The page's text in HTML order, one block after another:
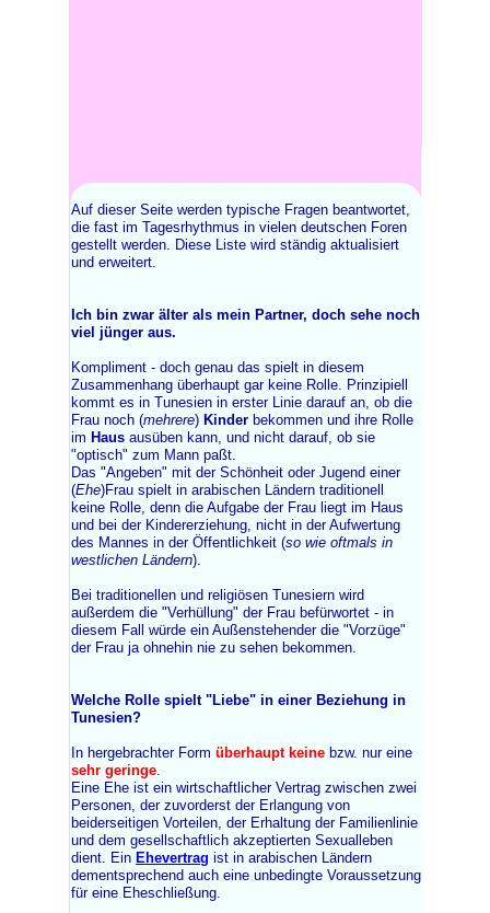
Auf dieser Seite werden typische Fragen beantwortet,
die fast im Tagesrhythmus in vielen deutschen Foren
gestellt werden. Diese Liste wird ständig aktualisiert
und erweitert.
Ich bin zwar älter als mein Partner, doch sehe noch
viel jünger aus.
Kompliment - doch genau das spielt in diesem
Zusammenhang überhaupt gar keine Rolle. Prinzipiell
kommt es in Tunesien in erster Linie darauf an, ob die
Frau noch (mehrere) Kinder bekommen und ihre Rolle
im Haus ausüben kann, und nicht darauf, ob sie
"optisch" zum Mann paßt.
Das "Angeben" mit der Schönheit oder Jugend einer
(Ehe)Frau spielt in arabischen Ländern traditionell
keine Rolle, denn die Aufgabe der Frau liegt im Haus
und bei der Kindererziehung, nicht in der Aufwertung
des Mannes in der Öffentlichkeit (so wie oftmals in
westlichen Ländern).
Bei traditionellen und religiösen Tunesiern wird
außerdem die "Verhüllung" der Frau befürwortet - in
diesem Fall würde ein Außenstehender die "Vorzüge"
der Frau ja ohnehin nie zu sehen bekommen.
Welche Rolle spielt "Liebe" in einer Beziehung in
Tunesien?
In hergebrachter Form überhaupt keine bzw. nur eine
sehr geringe
Eine Ehe ist ein wirtschaftlicher Vertrag zwischen zwei
Personen, der zuvorderst der Erlangung von
beiderseitigen Vorteilen, der Erhaltung der Familienlinie
und dem gesellschaftlich akzeptierten Sexualleben
dient. Ein Ehevertrag ist in arabischen Ländern
dementsprechend auch eine unbedingte Voraussetzung
für eine Eheschließung.